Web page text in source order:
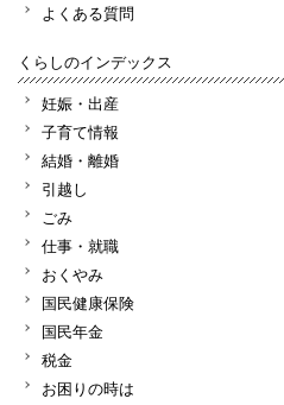
よくある質問
くらしのインデックス
妊娠・出産
子育て情報
結婚・離婚
引越し
ごみ
仕事・就職
おくやみ
国民健康保険
国民年金
税金
お困りの時は